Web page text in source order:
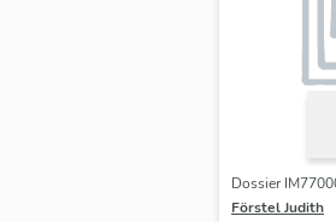
Dossier
Förstel Judith